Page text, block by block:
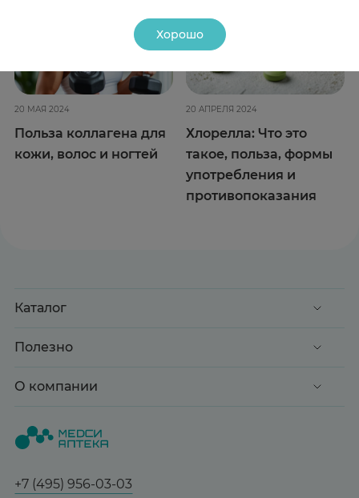
20 МАЯ 2024
Польза коллагена для
кожи, волос и ногтей
20 АПРЕЛЯ 2024
Хлорелла: Что это
такое, польза, формы
употребления и
противопоказания
Каталог
Акции
Здоровье
Медицинские товары
Мама и малыш
Полезно
Доставка и оплата
Статьи и новости
Справочник болезней
Гарантии
О компании
Все аптеки
Отзывы
+7 (495) 956-03-03
Хорошо